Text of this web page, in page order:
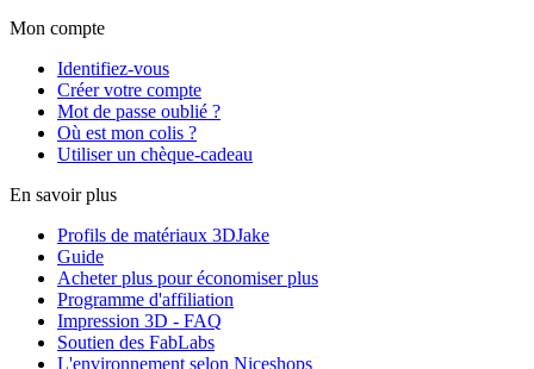
Mon compte
Identifiez-vous
Créer votre compte
Mot de passe oublié ?
Où est mon colis ?
Utiliser un chèque-cadeau
En savoir plus
Profils de matériaux 3DJake
Guide
Acheter plus pour économiser plus
Programme d'affiliation
Impression 3D - FAQ
Soutien des FabLabs
L'environnement selon Niceshops